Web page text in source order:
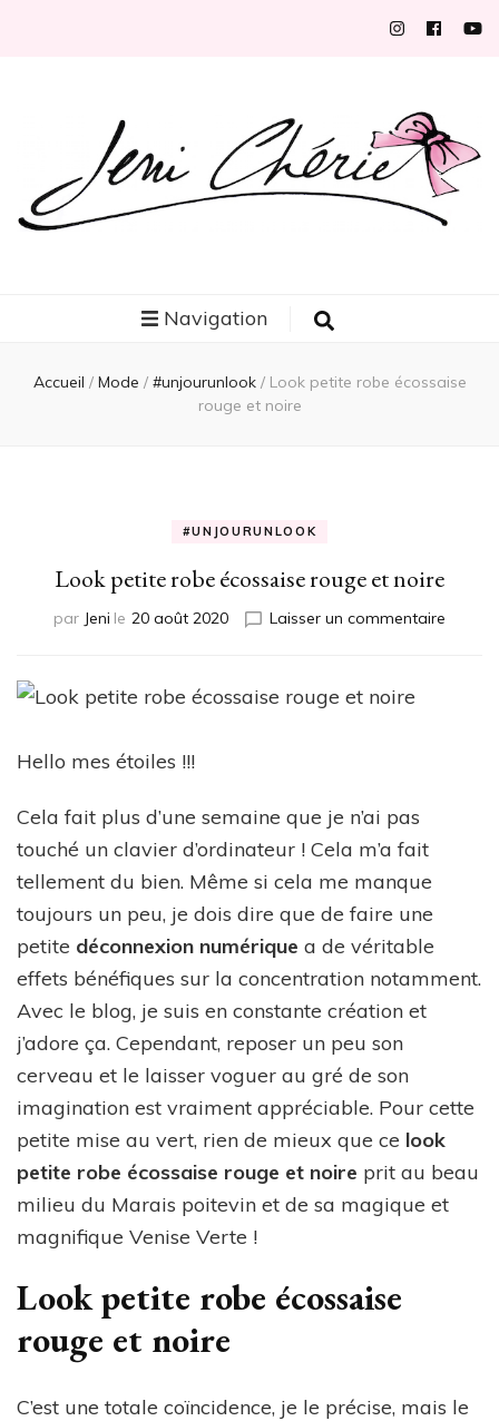
Navigation
Accueil / Mode / #unjourunlook / Look petite robe écossaise
rouge et noire
#UNJOURUNLOOK
Look petite robe écossaise rouge et noire
par Jeni le 20 août 2020 Laisser un commentaire
Hello mes étoiles !!!
Cela fait plus d’une semaine que je n’ai pas
touché un clavier d’ordinateur ! Cela m’a fait
tellement du bien. Même si cela me manque
toujours un peu, je dois dire que de faire une
petite déconnexion numérique a de véritable
effets bénéfiques sur la concentration notamment.
Avec le blog, je suis en constante création et
j’adore ça. Cependant, reposer un peu son
cerveau et le laisser voguer au gré de son
imagination est vraiment appréciable. Pour cette
petite mise au vert, rien de mieux que ce look
petite robe écossaise rouge et noire prit au beau
milieu du Marais poitevin et de sa magique et
magnifique Venise Verte !
Look petite robe écossaise
rouge et noire
C’est une totale coïncidence, je le précise, mais le